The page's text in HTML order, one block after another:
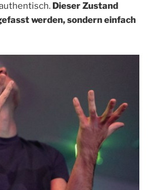
Dieser Zustand
werden, sondern einfach